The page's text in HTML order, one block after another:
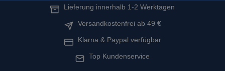
Lieferung innerhalb 1-2 Werktagen
Versandkostenfrei ab 49 €
Klarna & Paypal verfügbar
Top Kundenservice